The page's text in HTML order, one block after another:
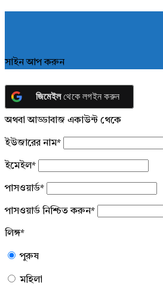
সাইন আপ করুন
জিমেইলথেকে লগইন করুন
অথবা আড্ডাবাজ একাউন্ট থেকে
ইউজারের নাম*
ইমেইল*
পাসওয়ার্ড*
পাসওয়ার্ড নিশ্চিত করুন*
লিঙ্গ*
পুরুষ
মহিলা